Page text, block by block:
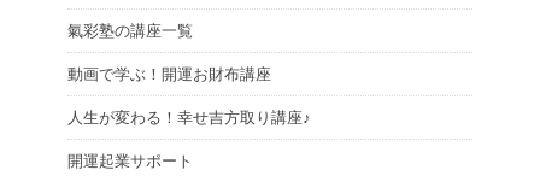
氣彩塾の講座一覧
動画で学ぶ！開運お財布講座
人生が変わる！幸せ吉方取り講座♪
開運起業サポート